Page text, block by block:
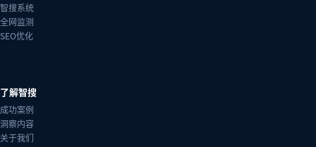
智搜系统
全网监测
SEO优化
了解智搜
成功案例
洞察内容
关于我们